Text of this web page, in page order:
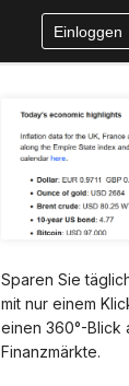
Einloggen
Sparen Sie
mit nur einem
einen 360°-Blick
Finanzmärkte.